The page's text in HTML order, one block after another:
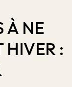
À NE
HIVER :